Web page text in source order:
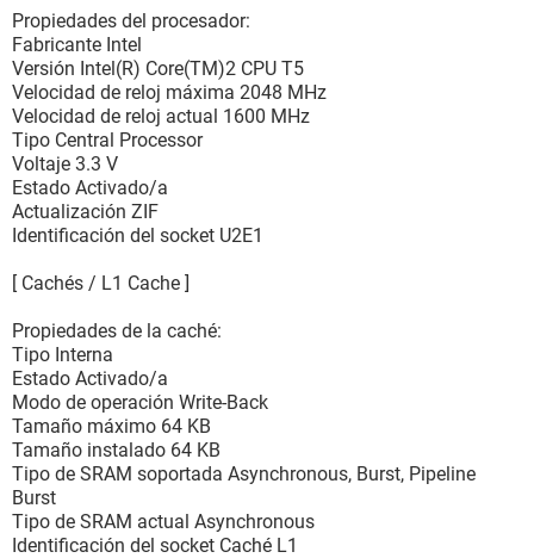
Propiedades del procesador:
Fabricante Intel
Versión Intel(R) Core(TM)2 CPU T5
Velocidad de reloj máxima 2048 MHz
Velocidad de reloj actual 1600 MHz
Tipo Central Processor
Voltaje 3.3 V
Estado Activado/a
Actualización ZIF
Identificación del socket U2E1
[ Cachés / L1 Cache ]
Propiedades de la caché:
Tipo Interna
Estado Activado/a
Modo de operación Write-Back
Tamaño máximo 64 KB
Tamaño instalado 64 KB
Tipo de SRAM soportada Asynchronous, Burst, Pipeline
Burst
Tipo de SRAM actual Asynchronous
Identificación del socket Caché L1